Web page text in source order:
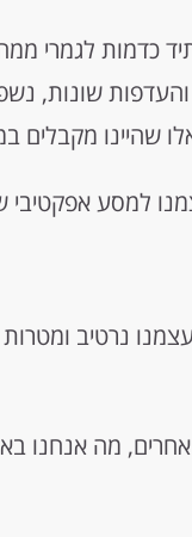
כדמות לגמרי
שונות,
שהיינו מקבלים
למסע אפקטיבי
נבנה לעצמנו
אחרים, מה אנחנו